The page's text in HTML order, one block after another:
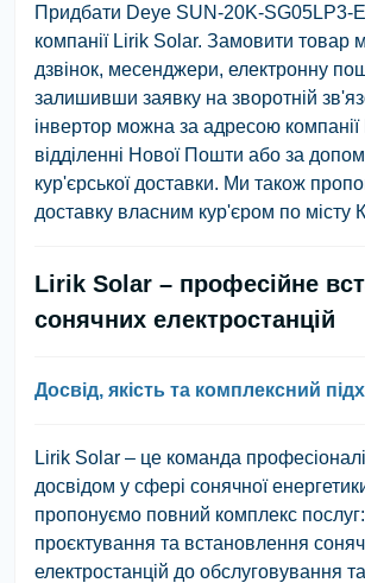
Придбати Deye SUN-20K-SG05LP3-
компанії Lirik Solar. Замовити товар
дзвінок, месенджери, електронну
залишивши заявку на зворотній
інвертор можна за адресою
відділенні Нової Пошти або за
кур'єрської доставки. Ми також
доставку власним кур'єром по місту
Lirik Solar – професійне
сонячних електростанцій
Досвід, якість та комплексний
Lirik Solar – це команда
досвідом у сфері сонячної
пропонуємо повний комплекс послуг:
проєктування та встановлення
електростанцій до обслуговування та